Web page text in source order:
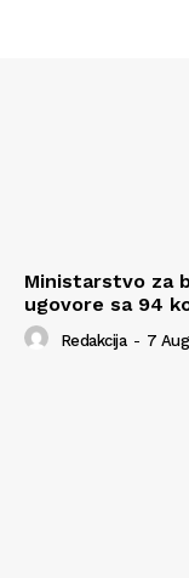
Ministarstvo za
ugovore sa 94
Redakcija - 7